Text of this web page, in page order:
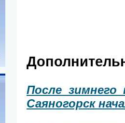
После зимнего
Саяногорск